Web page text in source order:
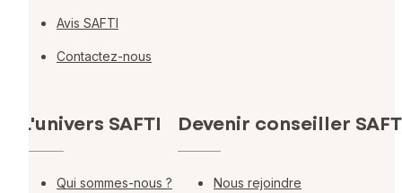
Avis SAFTI
Contactez-nous
L'univers SAFTI
Qui sommes-nous ?
Devenir conseiller
Nous rejoindre